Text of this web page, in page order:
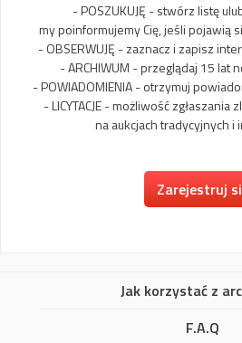
- POSZUKUJĘ - stwórz listę
my poinformujemy Cię, jeśli pojawią
- OBSERWUJĘ - zaznacz i zapisz
- ARCHIWUM - przeglądaj 15 lat
- POWIADOMIENIA - otrzymuj
- LICYTACJE - możliwość zgłaszania
na aukcjach tradycyjnych
Zarejestruj
Jak korzystać z
F.A.Q